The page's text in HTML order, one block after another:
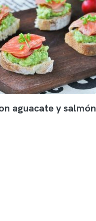
aguacate y salmón